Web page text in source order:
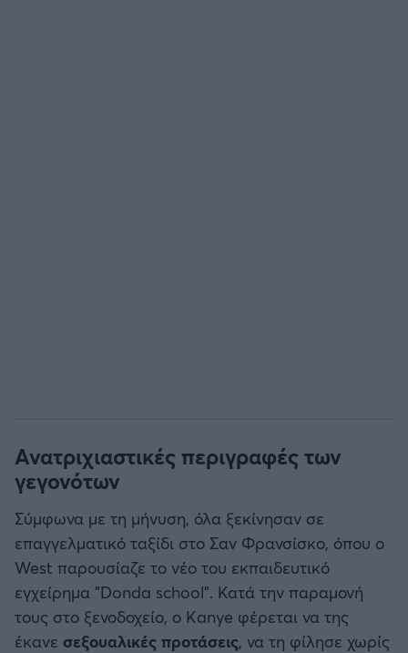
Ανατριχιαστικές περιγραφές των
γεγονότων
Σύμφωνα με τη μήνυση, όλα ξεκίνησαν σε
επαγγελματικό ταξίδι στο Σαν Φρανσίσκο, όπου ο
West παρουσίαζε το νέο του εκπαιδευτικό
εγχείρημα "Donda school". Κατά την παραμονή
τους στο ξενοδοχείο, ο Kanye φέρεται να της
έκανε σεξουαλικές προτάσεις, να τη φίλησε χωρίς